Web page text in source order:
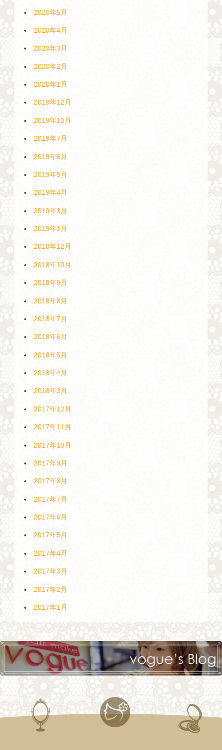
2020年5月
2020年4月
2020年3月
2020年2月
2020年1月
2019年12月
2019年10月
2019年7月
2019年6月
2019年5月
2019年4月
2019年3月
2019年1月
2018年12月
2018年10月
2018年9月
2018年8月
2018年7月
2018年6月
2018年5月
2018年4月
2018年3月
2017年12月
2017年11月
2017年10月
2017年9月
2017年8月
2017年7月
2017年6月
2017年5月
2017年4月
2017年3月
2017年2月
2017年1月